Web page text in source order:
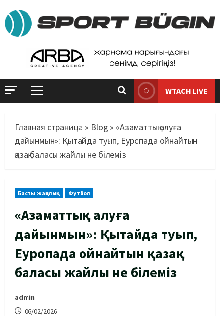
WTACH LIVE
Главная страница » Blog » «Азаматтық алуға
дайынмын»: Қытайда туып, Еуропада ойнайтын
қазақ баласы жайлы не білеміз
Басты жаңалық Футбол
«Азаматтық алуға
дайынмын»: Қытайда туып,
Еуропада ойнайтын қазақ
баласы жайлы не білеміз
admin
06/02/2026